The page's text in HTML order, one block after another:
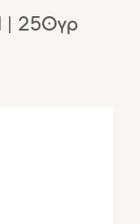
| 250γρ
ΤΙΜΉ